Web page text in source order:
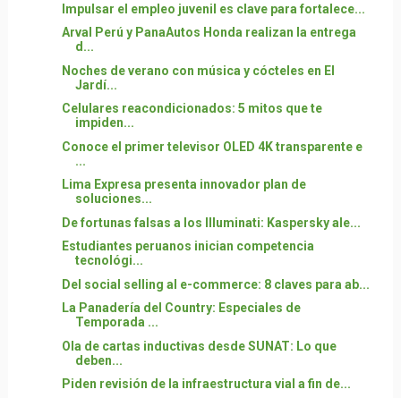
Impulsar el empleo juvenil es clave para fortalece...
Arval Perú y PanaAutos Honda realizan la entrega
d...
Noches de verano con música y cócteles en El
Jardí...
Celulares reacondicionados: 5 mitos que te
impiden...
Conoce el primer televisor OLED 4K transparente e
...
Lima Expresa presenta innovador plan de
soluciones...
De fortunas falsas a los Illuminati: Kaspersky ale...
Estudiantes peruanos inician competencia
tecnológi...
Del social selling al e-commerce: 8 claves para ab...
La Panadería del Country: Especiales de
Temporada ...
Ola de cartas inductivas desde SUNAT: Lo que
deben...
Piden revisión de la infraestructura vial a fin de...